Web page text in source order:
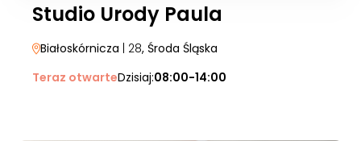
Studio Urody Paula
Białoskórnicza | 28, Środa Śląska
Teraz otwarteDzisiaj:08:00-14:00